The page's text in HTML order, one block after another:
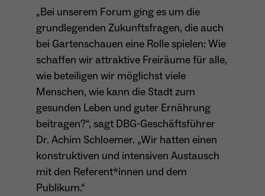
Name cookie_optin
Anbieter Sgalinski
Laufzeit 1 Monat
Zweck
Speichert den Zustimmungsstatus des
Benutzers für Cookies auf der aktuellen
Domäne.
Laufzeit 6 Monate
Zweck Speichert die Herkunft des Besuchers.
Name MATOMO_SESSID
Anbieter Matomo
Laufzeit Sitzung
Zweck
Temporäre Session-ID, ohne
personenbezogene Daten.
„Bei unserem Forum ging es um die
grundlegenden Zukunftsfragen, die auch
bei Gartenschauen eine Rolle spielen: Wie
schaffen wir attraktive Freiräume für alle,
wie beteiligen wir möglichst viele
Menschen, wie kann die Stadt zum
gesunden Leben und guter Ernährung
beitragen?“, sagt DBG-Geschäftsführer
Dr. Achim Schloemer. „Wir hatten einen
konstruktiven und intensiven Austausch
mit den Referent*innen und dem
Publikum.“